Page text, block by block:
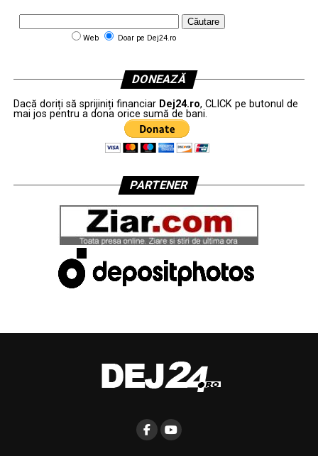
Web Doar pe Dej24.ro
DONEAZĂ
Dacă doriți să sprijiniți financiar Dej24.ro, CLICK pe butonul de
mai jos pentru a dona orice sumă de bani.
PARTENER